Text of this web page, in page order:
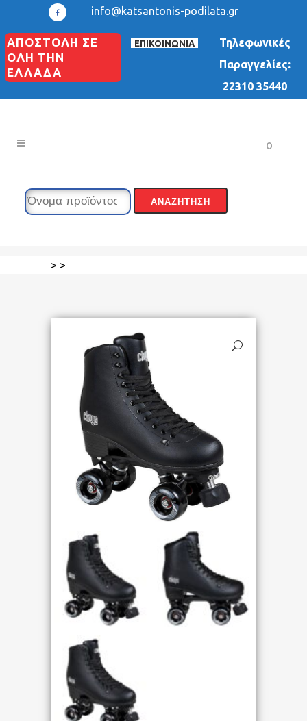
info@katsantonis-podilata.gr
ΑΠΟΣΤΟΛΗ ΣΕ
ΟΛΗ ΤΗΝ
ΕΛΛΑΔΑ
ΕΠΙΚΟΙΝΩΝΙΑ
Τηλεφωνικές
Παραγγελίες:
22310 35440
0
> >